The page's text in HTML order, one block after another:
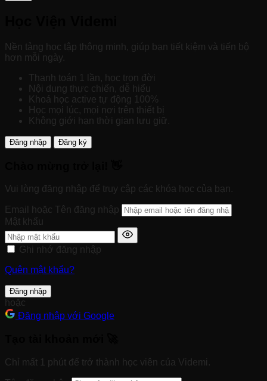
Nền tảng học tập thông minh, giúp bạn tiết kiệm và tiến bộ
hơn mỗi ngày.
Thanh toán 1 lần, học trọn đời
Nội dung thực chiến, dễ hiểu
Khoá học active tự động 100%
Học mọi lúc, mọi nơi trên thiết bị
Không giới hạn thời gian lưu giữ.
Đăng nhập Đăng ký
Vui lòng đăng nhập để truy cập các khóa học của bạn.
Email hoặc Tên đăng nhập
Mật khẩu
Ghi nhớ đăng nhập
Quên mật khẩu?
Đăng nhập
hoặc
Đăng nhập với Google
Chỉ mất 1 phút để trở thành học viên của Videmi.